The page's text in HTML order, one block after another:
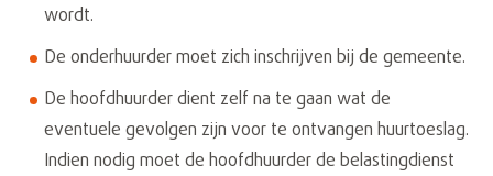
wordt.
De onderhuurder moet zich inschrijven bij de gemeente.
De hoofdhuurder dient zelf na te gaan wat de
eventuele gevolgen zijn voor te ontvangen huurtoeslag.
Indien nodig moet de hoofdhuurder de belastingdienst